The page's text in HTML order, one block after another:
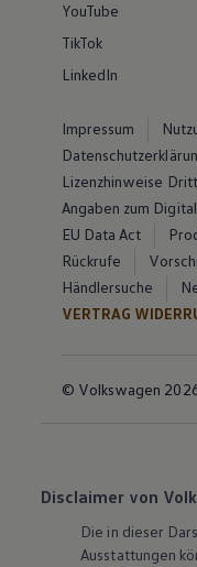
YouTube
TikTok
LinkedIn
Impressum
Lizenzhinweise
Angaben zum
EU Data Act
Rückrufe
Händlersuche
VERTRAG
© Volkswagen
Disclaimer von
Die in dieser
Ausstattungen